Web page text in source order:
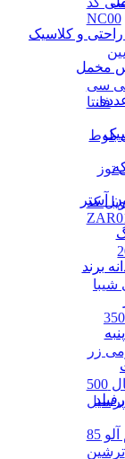
NC00
پرتغالی 330 سی سی
فانتا
اویل کد
پودر لباسشویی دستی یونیورسال 500g
پرسیل
آلوچه ترش لیوانی با طعم آلو 85g
ترشین
و کلاسیک
مخمل
آستر